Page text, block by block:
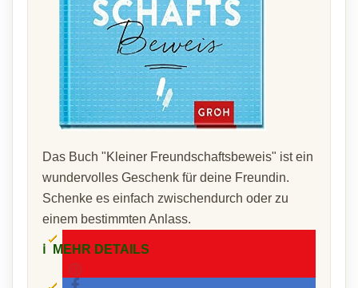
Das Buch "Kleiner Freundschaftsbeweis" ist ein
wundervolles Geschenk für deine Freundin.
Schenke es einfach zwischendurch oder zu
einem bestimmten Anlass.
ℹ️ MEHR DETAILS